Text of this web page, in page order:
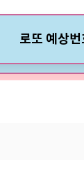
로또 예상